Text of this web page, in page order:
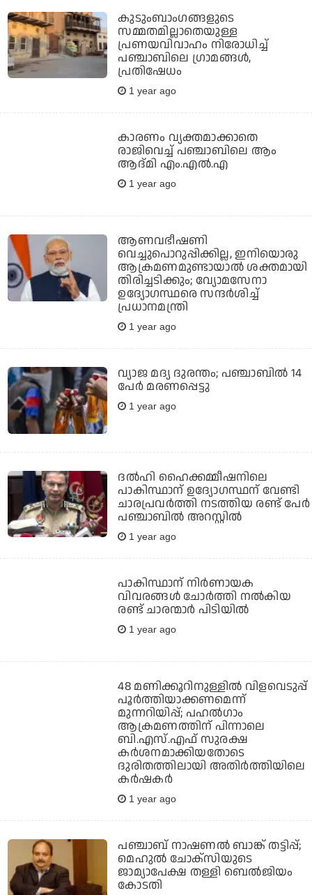
കുടുംബാംഗങ്ങളുടെ
സമ്മതമില്ലാതെയുള്ള
പ്രണയവിവാഹം നിരോധിച്ച്
പഞ്ചാബിലെ ഗ്രാമങ്ങള്‍,
പ്രതിഷേധം
1 year ago
കാരണം വ്യക്തമാക്കാതെ
രാജിവെച്ച് പഞ്ചാബിലെ ആം
ആദ്മി എം.എല്‍.എ
1 year ago
ആണവഭീഷണി
വെച്ചുപൊറുപ്പിക്കില്ല, ഇനിയൊരു
ആക്രമണമുണ്ടായാല്‍ ശക്തമായി
തിരിച്ചടിക്കും; വ്യോമസേനാ
ഉദ്യോഗസ്ഥരെ സന്ദര്‍ശിച്ച്
പ്രധാനമന്ത്രി
1 year ago
വ്യാജ മദ്യ ദുരന്തം; പഞ്ചാബിൽ 14
പേർ മരണപ്പെട്ടു
1 year ago
ദല്‍ഹി ഹൈക്കമ്മീഷനിലെ
പാകിസ്ഥാന് ഉദ്യോഗസ്ഥന് വേണ്ടി
ചാരപ്രവര്‍ത്തി നടത്തിയ രണ്ട് പേര്‍
പഞ്ചാബില്‍ അറസ്റ്റില്‍
1 year ago
പാകിസ്ഥാന് നിര്‍ണായക
വിവരങ്ങള്‍ ചോര്‍ത്തി നല്‍കിയ
രണ്ട് ചാരന്മാര്‍ പിടിയില്‍
1 year ago
48 മണിക്കൂറിനുള്ളില്‍ വിളവെടുപ്പ്
പൂര്‍ത്തിയാക്കണമെന്ന്
മുന്നറിയിപ്പ്; പഹല്‍ഗാം
ആക്രമണത്തിന് പിന്നാലെ
ബി.എസ്.എഫ് സുരക്ഷ
കര്‍ശനമാക്കിയതോടെ
ദുരിതത്തിലായി അതിര്‍ത്തിയിലെ
കര്‍ഷകര്‍
1 year ago
പഞ്ചാബ് നാഷണല്‍ ബാങ്ക് തട്ടിപ്പ്;
മെഹുല്‍ ചോക്സിയുടെ
ജാമ്യാപേക്ഷ തള്ളി ബെല്‍ജിയം
കോടതി